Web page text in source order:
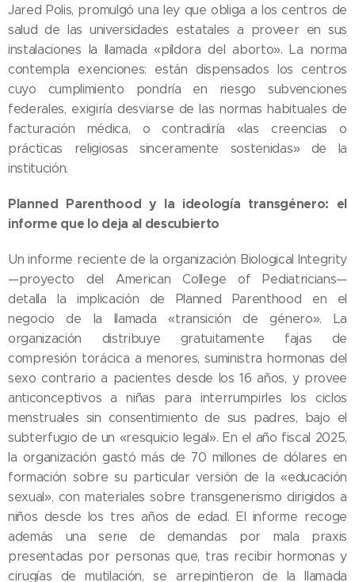
Jared Polis, promulgó una ley que obliga a los centros de
salud de las universidades estatales a proveer en sus
instalaciones la llamada «píldora del aborto». La norma
contempla exenciones: están dispensados los centros
cuyo cumplimiento pondría en riesgo subvenciones
federales, exigiría desviarse de las normas habituales de
facturación médica, o contradiría «las creencias o
prácticas religiosas sinceramente sostenidas» de la
institución.
Planned Parenthood y la ideología transgénero: el
informe que lo deja al descubierto
Un informe reciente de la organización Biological Integrity
—proyecto del American College of Pediatricians—
detalla la implicación de Planned Parenthood en el
negocio de la llamada «transición de género». La
organización distribuye gratuitamente fajas de
compresión torácica a menores, suministra hormonas del
sexo contrario a pacientes desde los 16 años, y provee
anticonceptivos a niñas para interrumpirles los ciclos
menstruales sin consentimiento de sus padres, bajo el
subterfugio de un «resquicio legal». En el año fiscal 2025,
la organización gastó más de 70 millones de dólares en
formación sobre su particular versión de la «educación
sexual», con materiales sobre transgenerismo dirigidos a
niños desde los tres años de edad. El informe recoge
además una serie de demandas por mala praxis
presentadas por personas que, tras recibir hormonas y
cirugías de mutilación, se arrepintieron de la llamada
05.08.2026
Ley del